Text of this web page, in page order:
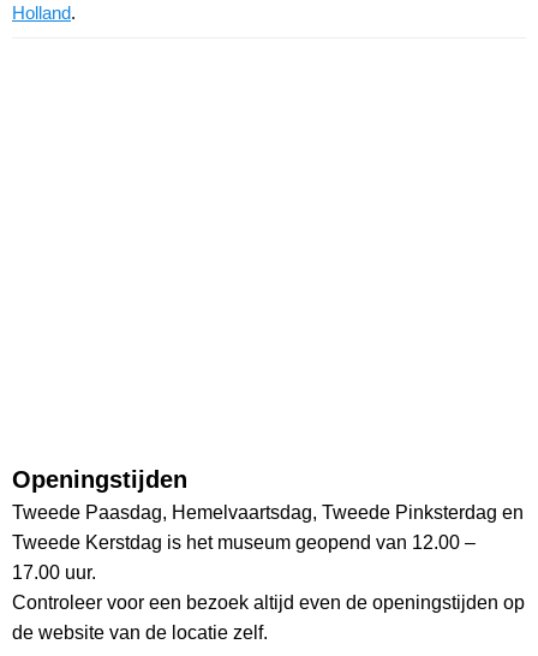
Holland.
Openingstijden
Tweede Paasdag, Hemelvaartsdag, Tweede Pinksterdag en
Tweede Kerstdag is het museum geopend van 12.00 –
17.00 uur.
Controleer voor een bezoek altijd even de openingstijden op
de website van de locatie zelf.